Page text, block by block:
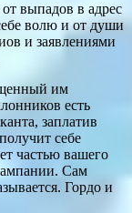
выпадов в адрес
волю и от души
и заявлениями
им
есть
заплатив
себе
частью вашего
Сам
Гордо и